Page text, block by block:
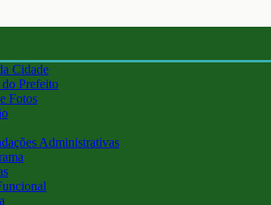
Cidade
Prefeito
Fotos
Administrativas